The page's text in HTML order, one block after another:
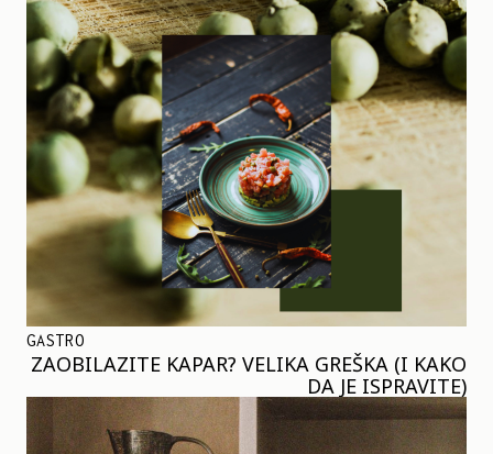
GASTRO
ZAOBILAZITE KAPAR? VELIKA GREŠKA (I KAKO
DA JE ISPRAVITE)